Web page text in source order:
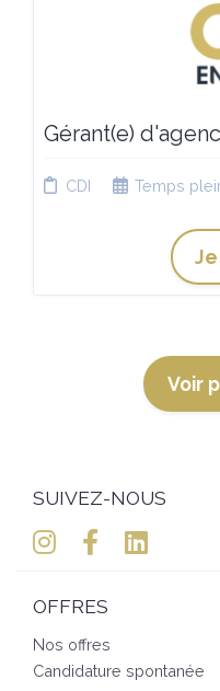
Gérant(e)
CDI Temps
Voir
SUIVEZ-NOUS
OFFRES
Nos offres
Candidature spontanée